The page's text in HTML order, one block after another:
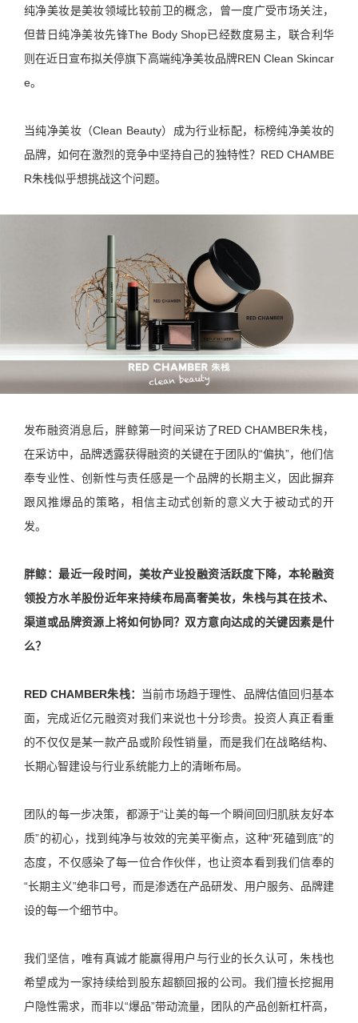
纯净美妆是美妆领域比较前卫的概念，曾一度广受市场关注，
但昔日纯净美妆先锋The Body Shop已经数度易主，联合利华
则在近日宣布拟关停旗下高端纯净美妆品牌REN Clean Skincar
e。
当纯净美妆（Clean Beauty）成为行业标配，标榜纯净美妆的
品牌，如何在激烈的竞争中坚持自己的独特性？RED CHAMBE
R朱栈似乎想挑战这个问题。
发布融资消息后，胖鲸第一时间采访了RED CHAMBER朱栈，
在采访中，品牌透露获得融资的关键在于团队的“偏执”，他们信
奉专业性、创新性与责任感是一个品牌的长期主义，因此摒弃
跟风推爆品的策略，相信主动式创新的意义大于被动式的开
发。
胖鲸：最近一段时间，美妆产业投融资活跃度下降，本轮融资
领投方水羊股份近年来持续布局高奢美妆，朱栈与其在技术、
渠道或品牌资源上将如何协同？双方意向达成的关键因素是什
么？
RED CHAMBER朱栈：
当前市场趋于理性、品牌估值回归基本
面，完成近亿元融资对我们来说也十分珍贵。投资人真正看重
的不仅仅是某一款产品或阶段性销量，而是我们在战略结构、
长期心智建设与行业系统能力上的清晰布局。
团队的每一步决策，都源于“让美的每一个瞬间回归肌肤友好本
质”的初心，找到纯净与妆效的完美平衡点，这种“死磕到底”的
态度，不仅感染了每一位合作伙伴，也让资本看到我们信奉的
“长期主义”绝非口号，而是渗透在产品研发、用户服务、品牌建
设的每一个细节中。
我们坚信，唯有真诚才能赢得用户与行业的长久认可，朱栈也
希望成为一家持续给到股东超额回报的公司。我们擅长挖掘用
户隐性需求，而非以“爆品”带动流量，团队的产品创新杠杆高，